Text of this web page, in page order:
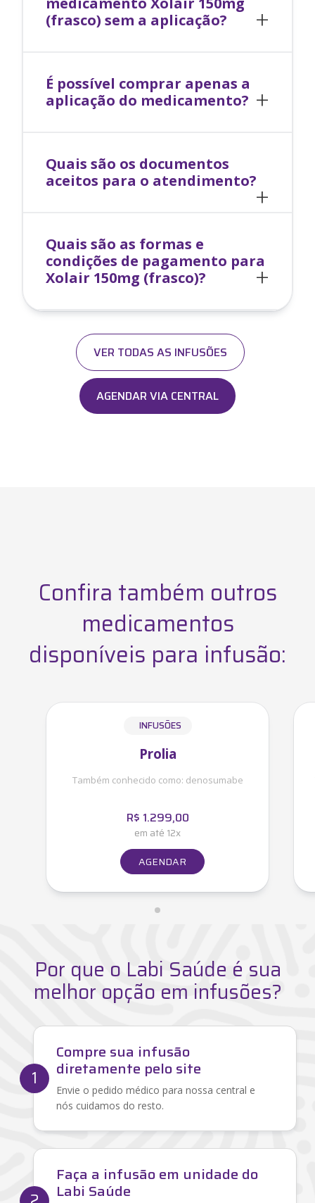
(frasco) sem a aplicação?
É possível comprar apenas a
aplicação do medicamento?
Quais são os documentos
aceitos para o atendimento?
Quais são as formas e
condições de pagamento para
Xolair 150mg (frasco)?
VER TODAS AS INFUSÕES
AGENDAR VIA CENTRAL
Confira também outros
medicamentos
disponíveis para infusão:
INFUSÕES
Prolia
Também conhecido como: denosumabe
R$ 1.299,00
em até 12x
AGENDAR
Por que o Labi Saúde é sua
melhor opção em infusões?
1
Compre sua infusão
diretamente pelo site
Envie o pedido médico para nossa central e
nós cuidamos do resto.
Faça a infusão em unidade do
Labi Saúde